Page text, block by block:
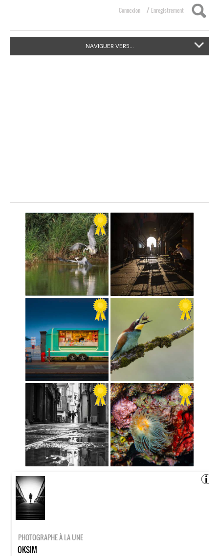
Connexion / Enregistrement
NAVIGUER VERS...
PHOTOGRAPHE À LA UNE
OKSIM